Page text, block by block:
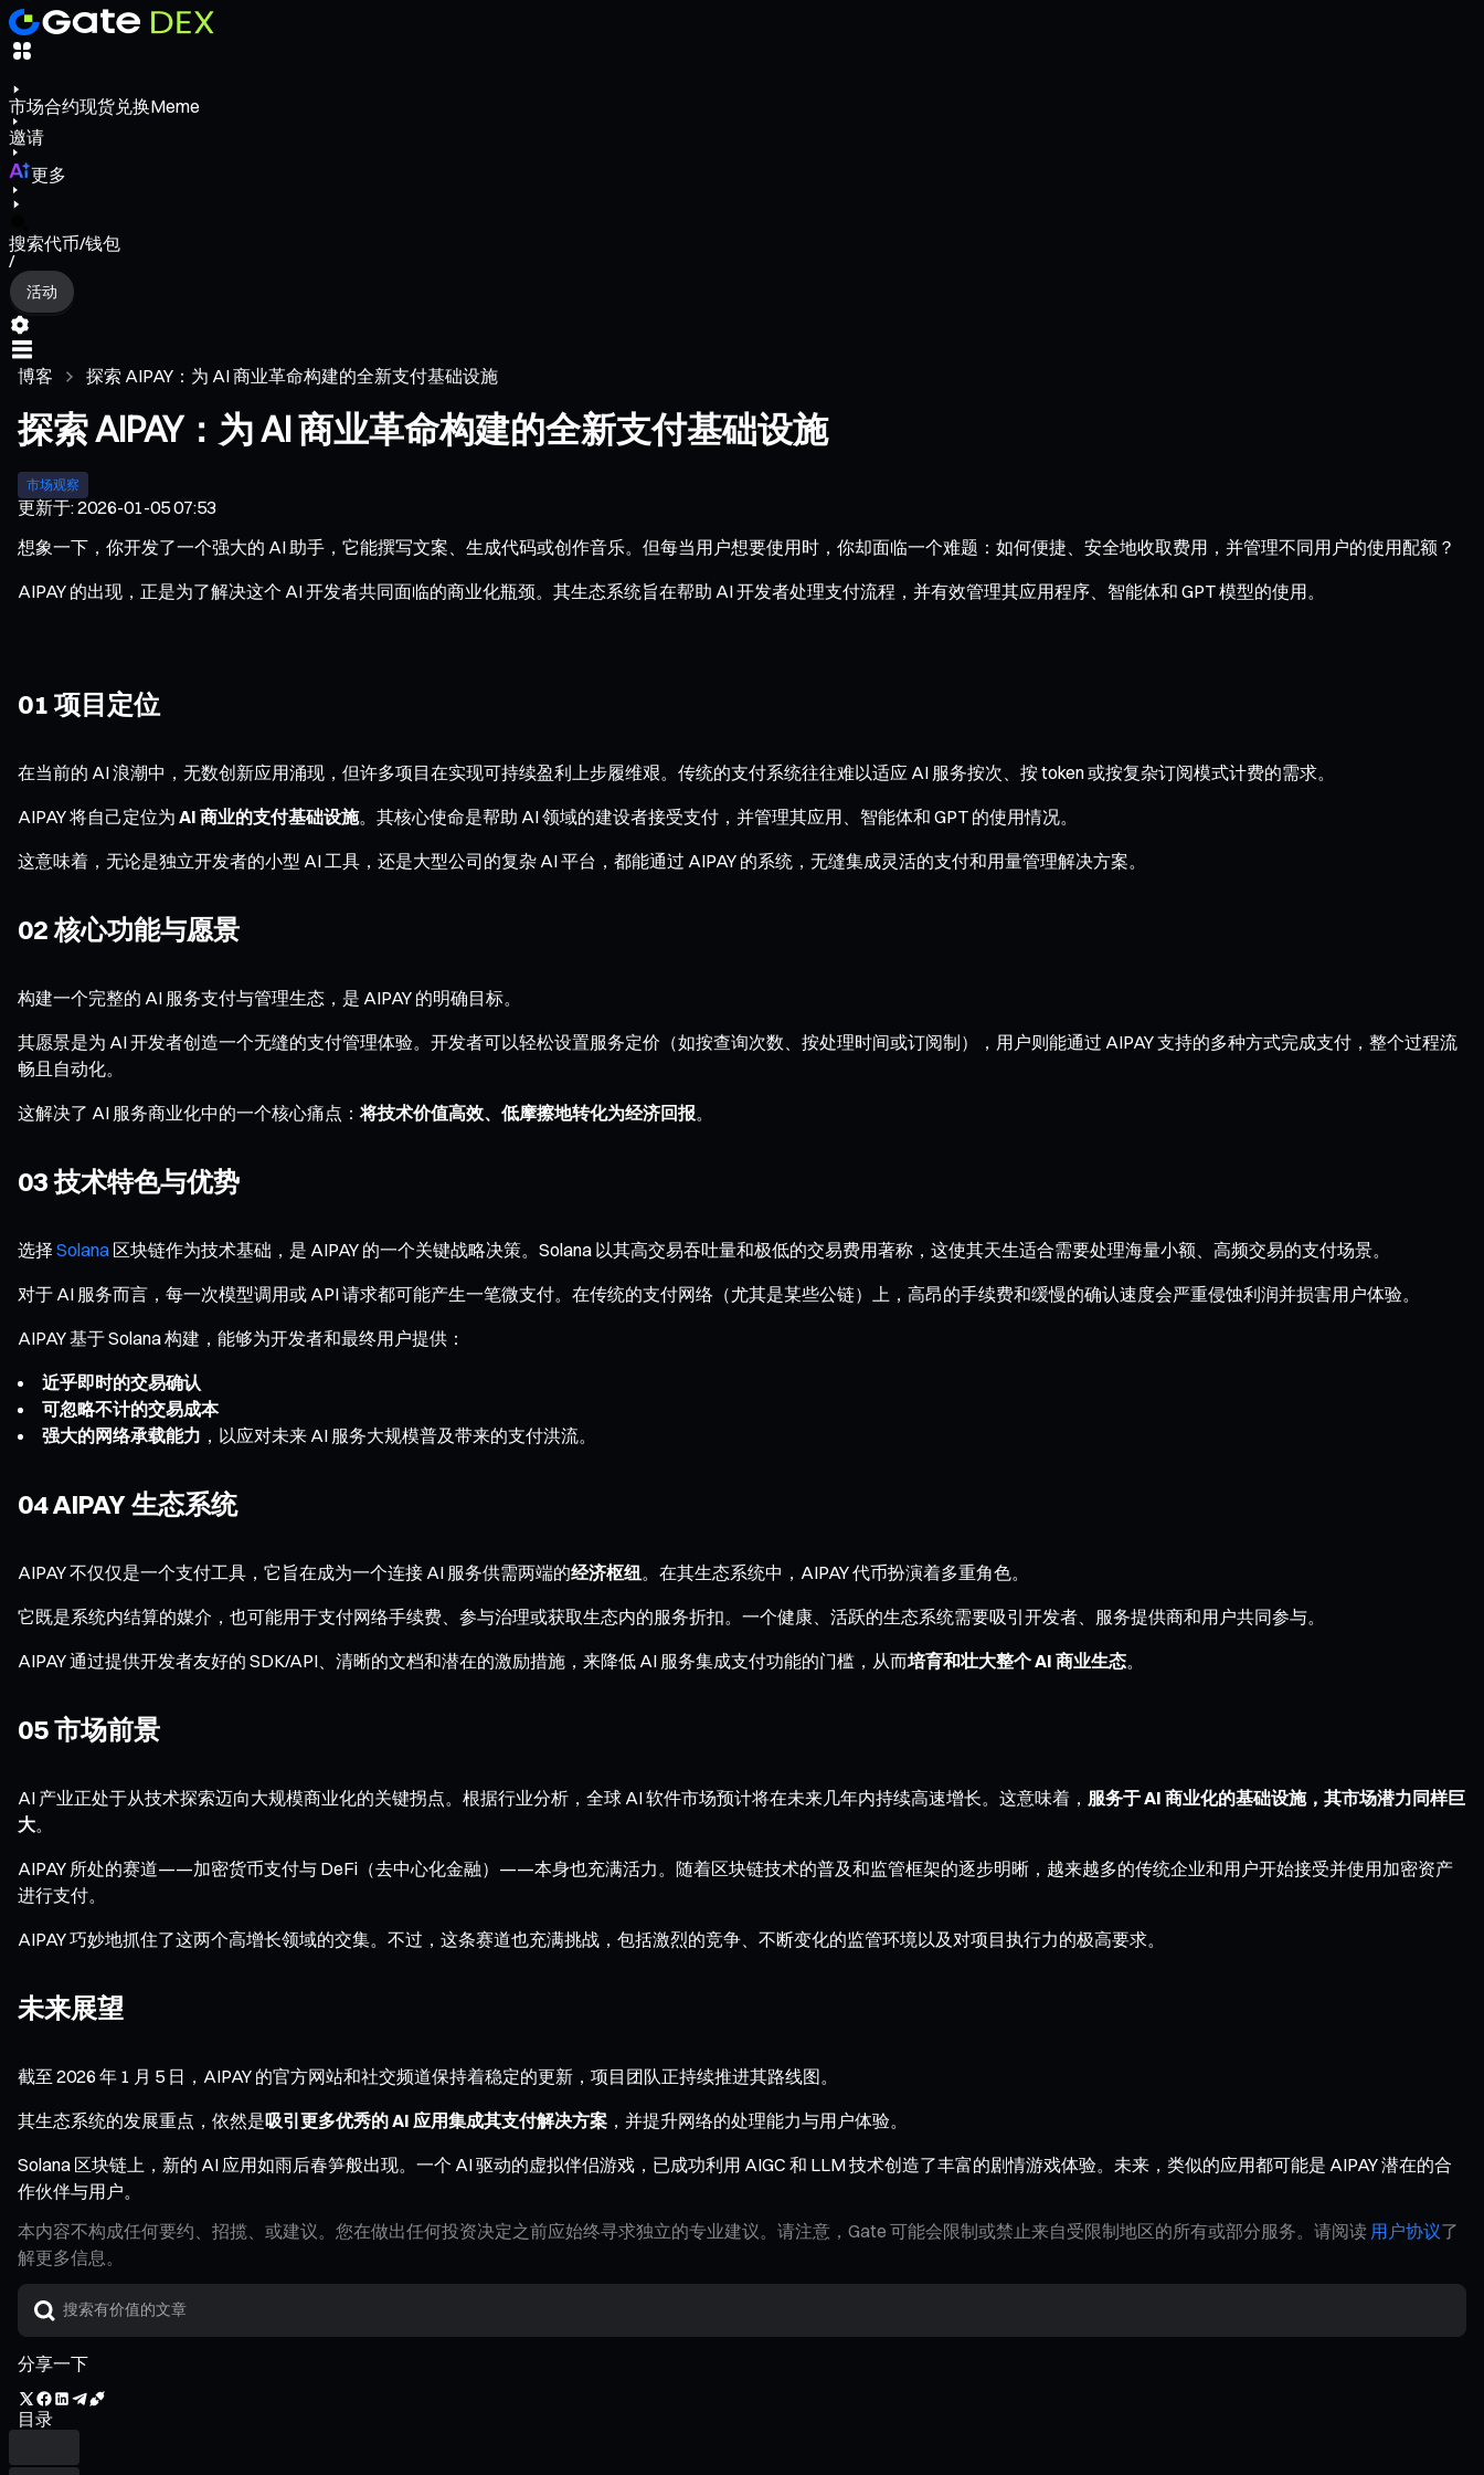
市场合约现货兑换Meme
邀请
更多
搜索代币/钱包
/
活动
博客 探索 AIPAY：为 AI 商业革命构建的全新支付基础设施
探索 AIPAY：为 AI 商业革命构建的全新支付基础设施
市场观察
更新于:2026-01-05 07:53
想象一下，你开发了一个强大的 AI 助手，它能撰写文案、生成代码或创作音乐。但每当用户想要使用时，你却面临一个难题：如何便捷、安全地收取费用，并管理不同用户的使用配额？
AIPAY 的出现，正是为了解决这个 AI 开发者共同面临的商业化瓶颈。其生态系统旨在帮助 AI 开发者处理支付流程，并有效管理其应用程序、智能体和 GPT 模型的使用。
01 项目定位
在当前的 AI 浪潮中，无数创新应用涌现，但许多项目在实现可持续盈利上步履维艰。传统的支付系统往往难以适应 AI 服务按次、按 token 或按复杂订阅模式计费的需求。
AIPAY 将自己定位为 AI 商业的支付基础设施。其核心使命是帮助 AI 领域的建设者接受支付，并管理其应用、智能体和 GPT 的使用情况。
这意味着，无论是独立开发者的小型 AI 工具，还是大型公司的复杂 AI 平台，都能通过 AIPAY 的系统，无缝集成灵活的支付和用量管理解决方案。
02 核心功能与愿景
构建一个完整的 AI 服务支付与管理生态，是 AIPAY 的明确目标。
其愿景是为 AI 开发者创造一个无缝的支付管理体验。开发者可以轻松设置服务定价（如按查询次数、按处理时间或订阅制），用户则能通过 AIPAY 支持的多种方式完成支付，整个过程流
畅且自动化。
这解决了 AI 服务商业化中的一个核心痛点：将技术价值高效、低摩擦地转化为经济回报。
03 技术特色与优势
选择 Solana 区块链作为技术基础，是 AIPAY 的一个关键战略决策。Solana 以其高交易吞吐量和极低的交易费用著称，这使其天生适合需要处理海量小额、高频交易的支付场景。
对于 AI 服务而言，每一次模型调用或 API 请求都可能产生一笔微支付。在传统的支付网络（尤其是某些公链）上，高昂的手续费和缓慢的确认速度会严重侵蚀利润并损害用户体验。
AIPAY 基于 Solana 构建，能够为开发者和最终用户提供：
近乎即时的交易确认
可忽略不计的交易成本
强大的网络承载能力 ，以应对未来 AI 服务大规模普及带来的支付洪流。
04 AIPAY 生态系统
AIPAY 不仅仅是一个支付工具，它旨在成为一个连接 AI 服务供需两端的经济枢纽 。在其生态系统中，AIPAY 代币扮演着多重角色。
它既是系统内结算的媒介，也可能用于支付网络手续费、参与治理或获取生态内的服务折扣。一个健康、活跃的生态系统需要吸引开发者、服务提供商和用户共同参与。
AIPAY 通过提供开发者友好的 SDK/API、清晰的文档和潜在的激励措施，来降低 AI 服务集成支付功能的门槛，从而培育和壮大整个 AI 商业生态。
05 市场前景
AI 产业正处于从技术探索迈向大规模商业化的关键拐点。根据行业分析，全球 AI 软件市场预计将在未来几年内持续高速增长。这意味着， 服务于 AI 商业化的基础设施，其市场潜力同样巨
大。
AIPAY 所处的赛道——加密货币支付与 DeFi（去中心化金融）——本身也充满活力。随着区块链技术的普及和监管框架的逐步明晰，越来越多的传统企业和用户开始接受并使用加密资产
进行支付。
AIPAY 巧妙地抓住了这两个高增长领域的交集。不过，这条赛道也充满挑战，包括激烈的竞争、不断变化的监管环境以及对项目执行力的极高要求。
未来展望
截至 2026 年 1 月 5 日，AIPAY 的官方网站和社交频道保持着稳定的更新，项目团队正持续推进其路线图。
其生态系统的发展重点，依然是吸引更多优秀的 AI 应用集成其支付解决方案 ，并提升网络的处理能力与用户体验。
Solana 区块链上，新的 AI 应用如雨后春笋般出现。一个 AI 驱动的虚拟伴侣游戏，已成功利用 AIGC 和 LLM 技术创造了丰富的剧情游戏体验。未来，类似的应用都可能是 AIPAY 潜在的合
作伙伴与用户。
本内容不构成任何要约、招揽、或建议。您在做出任何投资决定之前应始终寻求独立的专业建议。请注意，Gate 可能会限制或禁止来自受限制地区的所有或部分服务。请阅读 用户协议了
解更多信息。
分享一下
目录